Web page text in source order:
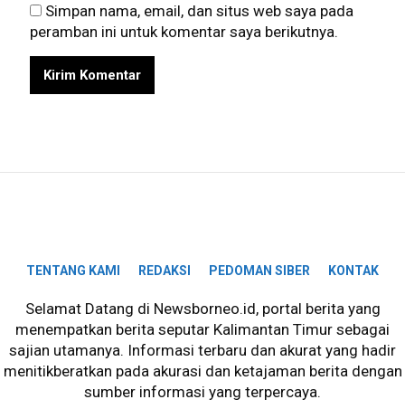
Simpan nama, email, dan situs web saya pada
peramban ini untuk komentar saya berikutnya.
TENTANG KAMI REDAKSI PEDOMAN SIBER KONTAK
Selamat Datang di Newsborneo.id, portal berita yang
menempatkan berita seputar Kalimantan Timur sebagai
sajian utamanya. Informasi terbaru dan akurat yang hadir
menitikberatkan pada akurasi dan ketajaman berita dengan
sumber informasi yang terpercaya.